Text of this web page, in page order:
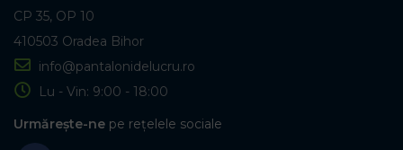
CP 35, OP 10
410503 Oradea Bihor
info@pantalonidelucru.ro
Lu - Vin: 9:00 - 18:00
Urmărește-ne pe rețelele sociale